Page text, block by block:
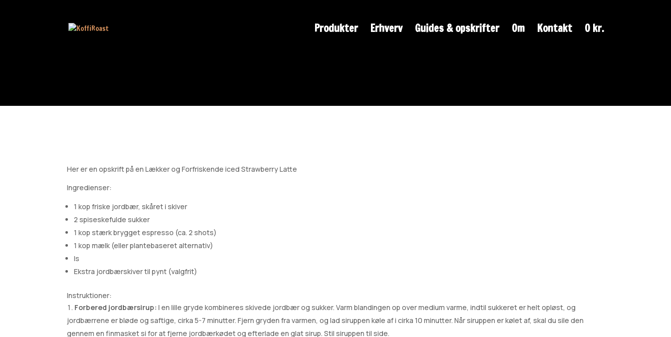
Produkter Erhverv Guides & opskrifter Om Kontakt 0 kr.
Iced Strawberry Latte
Her er en opskrift på en Lækker og Forfriskende iced Strawberry Latte
Ingredienser:
1 kop friske jordbær, skåret i skiver
2 spiseskefulde sukker
1 kop stærk brygget espresso (ca. 2 shots)
1 kop mælk (eller plantebaseret alternativ)
Is
Ekstra jordbærskiver til pynt (valgfrit)
Instruktioner:
Forbered jordbærsirup: I en lille gryde kombineres skivede jordbær og sukker. Varm blandingen op over medium varme, indtil sukkeret er helt opløst, og
jordbærrene er bløde og saftige, cirka 5-7 minutter. Fjern gryden fra varmen, og lad siruppen køle af i cirka 10 minutter. Når siruppen er kølet af, skal du sile den
gennem en finmasket si for at fjerne jordbærkødet og efterlade en glat sirup. Stil siruppen til side.